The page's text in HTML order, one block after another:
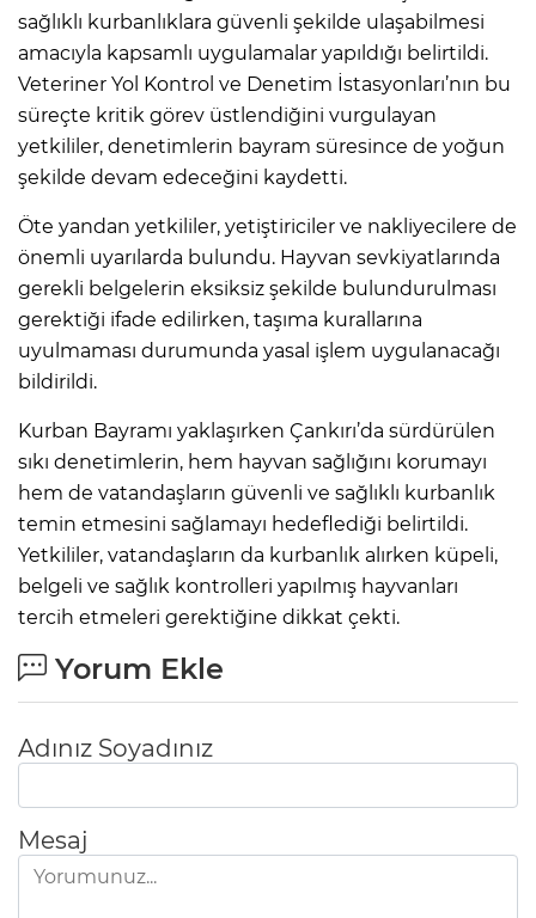
sağlıklı kurbanlıklara güvenli şekilde ulaşabilmesi
amacıyla kapsamlı uygulamalar yapıldığı belirtildi.
Veteriner Yol Kontrol ve Denetim İstasyonları’nın bu
süreçte kritik görev üstlendiğini vurgulayan
yetkililer, denetimlerin bayram süresince de yoğun
şekilde devam edeceğini kaydetti.
Öte yandan yetkililer, yetiştiriciler ve nakliyecilere de
önemli uyarılarda bulundu. Hayvan sevkiyatlarında
gerekli belgelerin eksiksiz şekilde bulundurulması
gerektiği ifade edilirken, taşıma kurallarına
uyulmaması durumunda yasal işlem uygulanacağı
bildirildi.
Kurban Bayramı yaklaşırken Çankırı’da sürdürülen
sıkı denetimlerin, hem hayvan sağlığını korumayı
hem de vatandaşların güvenli ve sağlıklı kurbanlık
temin etmesini sağlamayı hedeflediği belirtildi.
Yetkililer, vatandaşların da kurbanlık alırken küpeli,
belgeli ve sağlık kontrolleri yapılmış hayvanları
tercih etmeleri gerektiğine dikkat çekti.
Yorum Ekle
Adınız Soyadınız
Mesaj